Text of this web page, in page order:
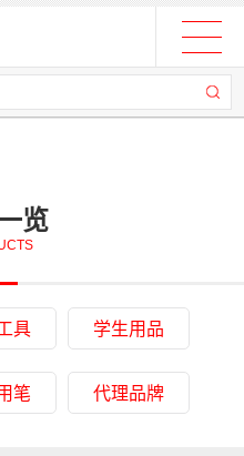
览
具 学生用品
笔 代理品牌